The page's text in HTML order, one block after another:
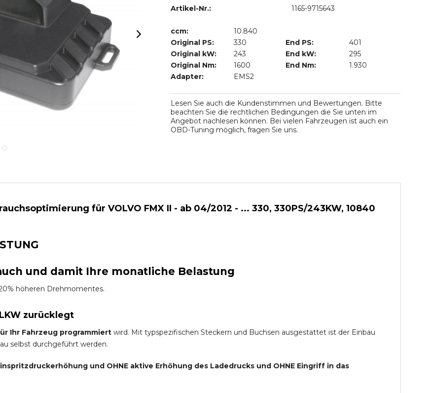
Artikel-Nr.: 1165-9715643
ccm:
10.840
Original PS:
330 End PS:
401
Original kW:
243 End kW:
295
Original Nm:
1600 End Nm:
1.930
Adapter:
EMS2
Lesen Sie auch die Kundenstimmen und Bewertungen. Bitte
beachten Sie die rechtlichen Bedingungen die Sie unten im
Angebot nachlesen können. Bei vielen Fahrzeugen ist auch ein
OBD-Tuning möglich, fragen Sie uns.
für VOLVO FMX II - ab 04/2012 - ... 330, 330PS/243KW, 10840
und damit Ihre monatliche Belastung
höheren Drehmomentes.
zurücklegt
Ihr Fahrzeug programmiert wird. Mit typspezifischen Steckern und Buchsen ausgestattet ist der Einbau
selbst durchgeführt werden.
und OHNE aktive Erhöhung des Ladedrucks und OHNE Eingriff in das